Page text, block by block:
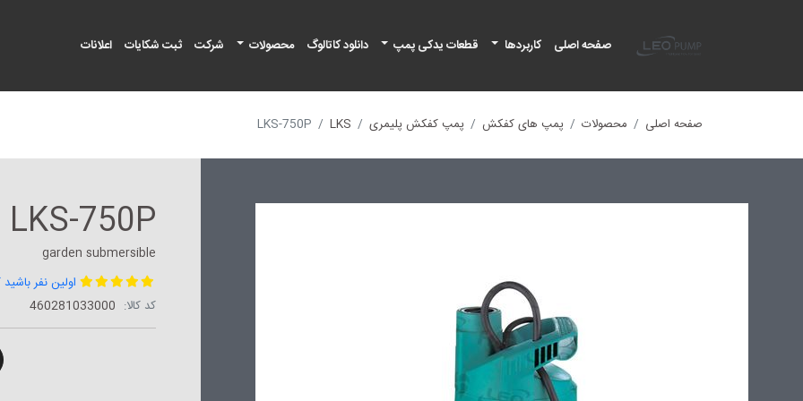
صفحه اصلی
کاربردها قطعات یدکی پمپ دانلود کاتالوگ محصولات شرکت ثبت شکایات اعلانات
صفحه اصلی محصولات پمپ های کفکش پمپ کفکش پلیمری LKS
LKS-750P
LKS-750P
garden submersible
اولین نفر
کد کالا: 460281033000